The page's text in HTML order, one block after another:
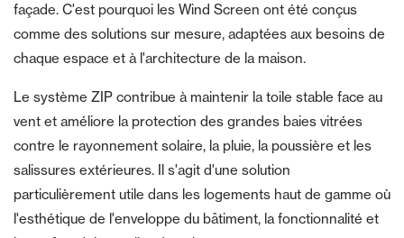
façade. C'est pourquoi les Wind Screen ont été conçus
comme des solutions sur mesure, adaptées aux besoins de
chaque espace et à l'architecture de la maison.
Le système ZIP contribue à maintenir la toile stable face au
vent et améliore la protection des grandes baies vitrées
contre le rayonnement solaire, la pluie, la poussière et les
salissures extérieures. Il s'agit d'une solution
particulièrement utile dans les logements haut de gamme où
l'esthétique de l'enveloppe du bâtiment, la fonctionnalité et